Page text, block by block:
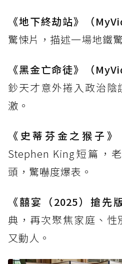
《地下終劫站》（
驚悚片，描述一場地鐵
《黑金亡命徒》（
鈔天才意外捲入政治陰
激。
《史蒂芬金之猴子》
Stephen King短篇，
頭，驚嚇度爆表。
《囍宴（2025）搶先
典，再次聚焦家庭、性
又動人。